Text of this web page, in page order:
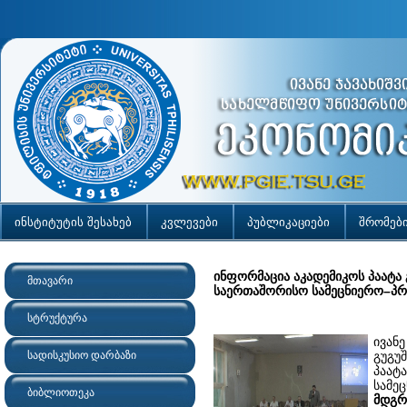
ინსტიტუტის შესახებ კვლევები პუბლიკაციები
მთავარი
სტრუქტურა
სადისკუსიო დარბაზი
ბიბლიოთეკა
ინფორმაცია აკადემიკოს
საერთაშორისო